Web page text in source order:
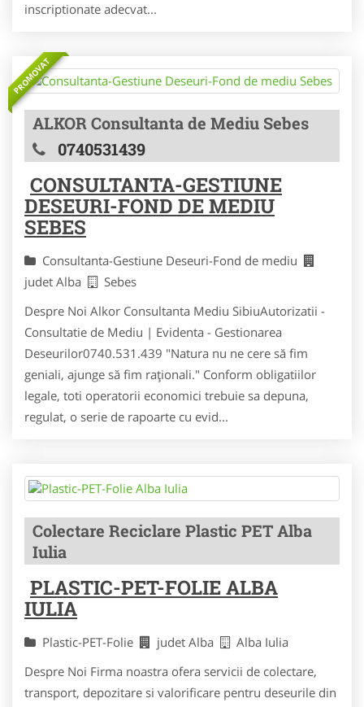
inscriptionate adecvat...
PROMOVAT
ALKOR Consultanta de Mediu Sebes
0740531439
CONSULTANTA-GESTIUNE
DESEURI-FOND DE MEDIU
SEBES
Consultanta-Gestiune Deseuri-Fond de mediu
judet Alba
Sebes
Despre Noi Alkor Consultanta Mediu SibiuAutorizatii -
Consultatie de Mediu | Evidenta - Gestionarea
Deseurilor0740.531.439 "Natura nu ne cere să fim
geniali, ajunge să fim raţionali." Conform obligatiilor
legale, toti operatorii economici trebuie sa depuna,
regulat, o serie de rapoarte cu evid...
Colectare Reciclare Plastic PET Alba
Iulia
PLASTIC-PET-FOLIE ALBA
IULIA
Plastic-PET-Folie judet Alba
Alba Iulia
Despre Noi Firma noastra ofera servicii de colectare,
transport, depozitare si valorificare pentru deseurile din